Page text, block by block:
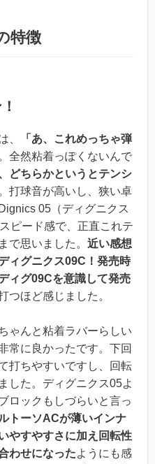
特徴
、
「あ、これめっちゃ弾
全然粘着っぽくないんで
どちらかというとテンシ
打球音が高いし、狭い卓
05（ディグニクス
ピード感で、正直これテ
で思いました。 近い感想
ィグニクス09C！発売時
ィグ09Cを意識して発売
つほど感じました。
ゃんと粘着ラバーらしい
常に良かったです。 下回
打ちやすいですし、回転
した。 ディグニクス05よ
ロックもしづらいと言っ
トーソACが薄いインナ
やすやすさに加え回転性
わせになったようにも感